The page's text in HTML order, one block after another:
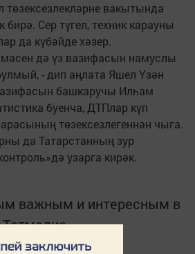
вакытында
бирә. Сер түгел, техник карауны
да күбәйде хәзер.
дә үз вазифасын намуслы
- дип аңлата Яшел Үзән
башкаручы Илһам
буенча, ДТПлар күп
төзексезлегеннән чыга.
да Татарстанның зур
узарга кирәк.
важным и интересным в
Татмедиа